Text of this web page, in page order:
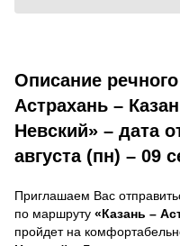
Описание
Астрахань –
Невский» – дата
августа (пн) – 09
Приглашаем Вас
по маршруту «Казань –
пройдет на